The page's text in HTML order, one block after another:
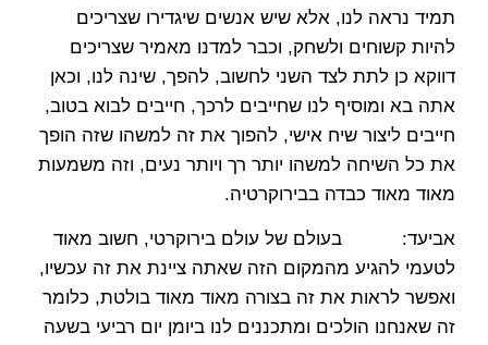
תמיד נראה לנו, אלא שיש אנשים שיגדירו שצריכים
להיות קשוחים ולשחק, וכבר למדנו מאמיר שצריכים
דווקא כן לתת לצד השני לחשוב, להפך, שינה לנו, וכאן
אתה בא ומוסיף לנו שחייבים לרכך, חייבים לבוא בטוב,
חייבים ליצור שיח אישי, להפוך את זה למשהו שזה הופך
את כל השיחה למשהו יותר רך ויותר נעים, וזה משמעות
מאוד מאוד כבדה בבירוקרטיה.
אביעד: בעולם של עולם בירוקרטי, חשוב מאוד
לטעמי להגיע מהמקום הזה שאתה ציינת את זה עכשיו,
ואפשר לראות את זה בצורה מאוד מאוד בולטת, כלומר
זה שאנחנו הולכים ומתכננים לנו ביומן יום רביעי בשעה